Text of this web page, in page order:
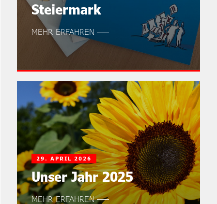
Steiermark
MEHR ERFAHREN
Unser Jahr 2025
29. APRIL 2026
MEHR ERFAHREN